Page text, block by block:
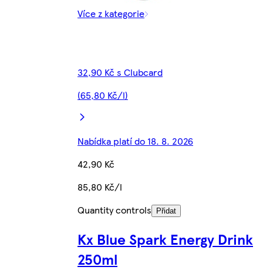
Více z kategorie
32,90 Kč s Clubcard
(65,80 Kč/l)
Nabídka platí do 18. 8. 2026
42,90 Kč
85,80 Kč/l
Quantity controls
Přidat
Kx Blue Spark Energy Drink
250ml